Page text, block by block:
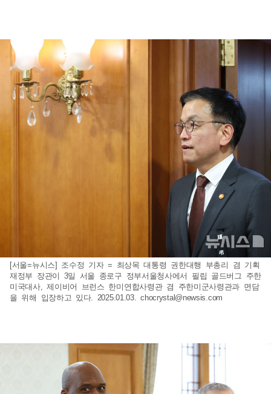
[서울=뉴시스] 조수정 기자 = 최상목 대통령 권한대행 부총리 겸 기획
재정부 장관이 3일 서울 종로구 정부서울청사에서 필립 골드버그 주한
미국대사, 제이비어 브런스 한미연합사령관 겸 주한미군사령관과 면담
을 위해 입장하고 있다. 2025.01.03.chocrystal@newsis.com